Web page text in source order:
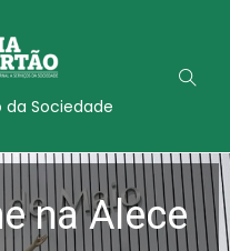
da Sociedade
na Alece